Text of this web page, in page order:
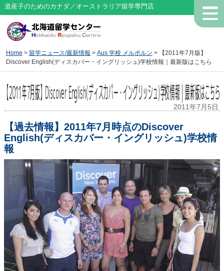
道産子のためのカナダ／オーストラリア留学専門店
Home > 留学ニュース/最新情報 > Aus 学校 メルボルン > 【2011年7月版】
Discover English(ディスカバー・イングリッシュ)学校情報｜最新版はこちら
【2011年7月版】Discover English(ディスカバー・イングリッシュ)学校情報｜最新版はこちら
2011年7月5日
【過去情報】2011年7月時点のDiscover
English(ディスカバー・イングリッシュ)学校情
報